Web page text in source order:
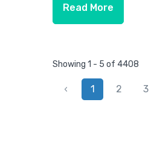
Read More
Showing 1 - 5 of 4408
‹ 1 2 3